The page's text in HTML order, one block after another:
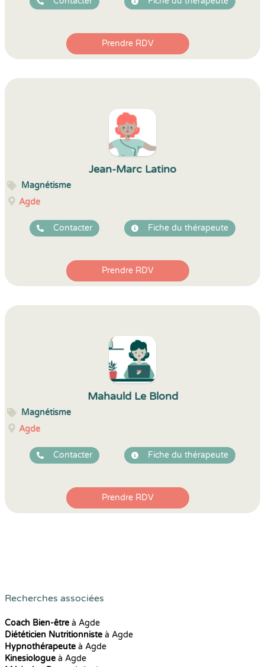
Prendre RDV
Jean-Marc Latino
Magnétisme
Agde
Contacter Fiche du thérapeute
Prendre RDV
Mahauld Le Blond
Magnétisme
Agde
Contacter Fiche du thérapeute
Prendre RDV
Recherches associées
Coach Bien-être à Agde
Diététicien Nutritionniste à Agde
Hypnothérapeute à Agde
Kinesiologue à Agde